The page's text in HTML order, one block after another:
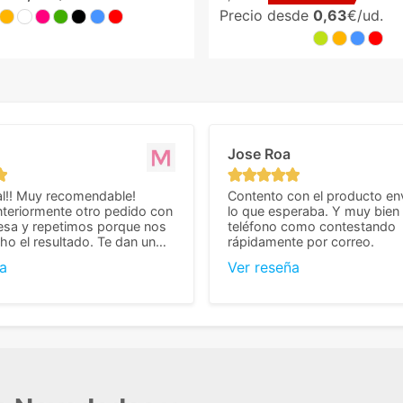
Precio desde 0,63€/ud.
Muy recomendable!
otro pedido con
y repetimos porque nos
el resultado. Te dan un
cuando se trata
Jose Roa
Contento con el producto
lo que esperaba. Y muy
teléfono como contestando
rápidamente por correo.
Ver reseña